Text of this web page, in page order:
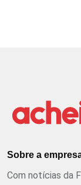
Sobre a
Com notícias da